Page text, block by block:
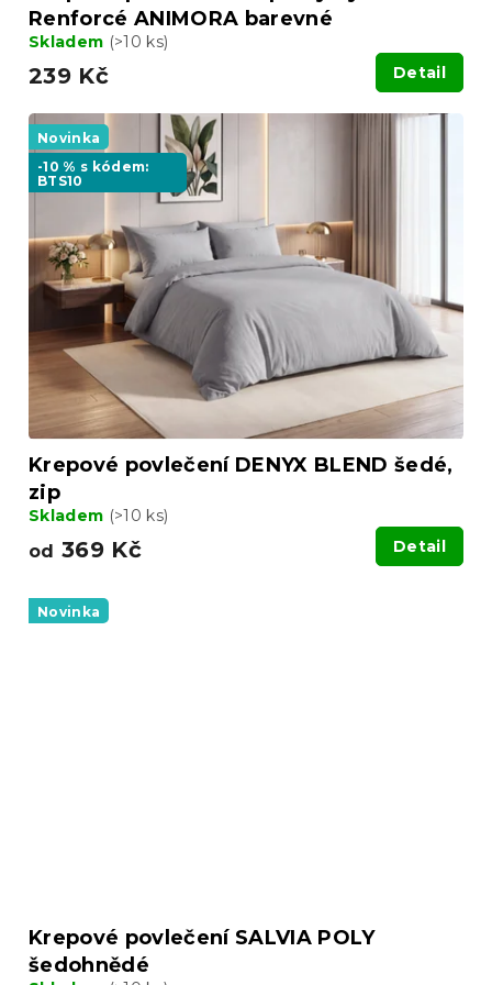
Renforcé ANIMORA barevné
Skladem (>10 ks)
239 Kč Detail
Novinka
-10 % s kódem:
BTS10
Krepové povlečení DENYX BLEND šedé,
zip
Skladem (>10 ks)
od 369 Kč Detail
Novinka
Krepové povlečení SALVIA POLY
šedohnědé